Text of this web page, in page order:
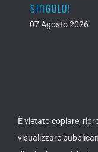
singolo!
07 Agosto 2026
È vietato copiare,
visualizzare